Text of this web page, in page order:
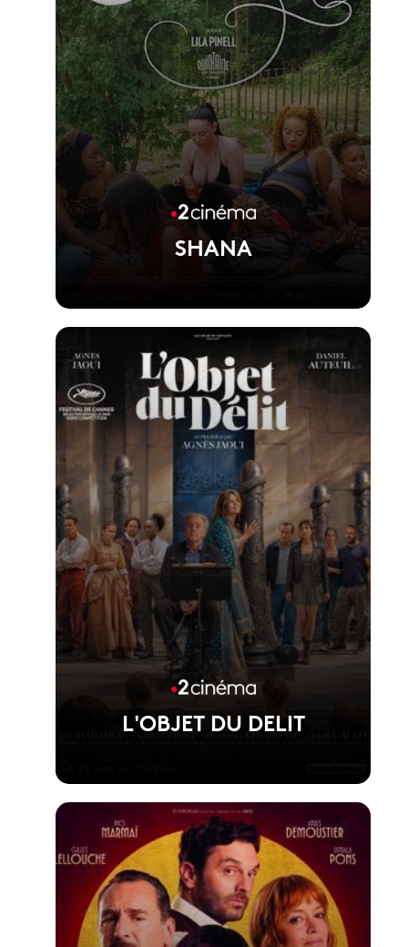
SHANA
Film réalisé par Lila Pinell
Voir la fiche du film
L'OBJET DU DELIT
Film d'Agnès Jaoui, présenté hors
compétition au Festival de Cannes 2026
Voir la fiche du film